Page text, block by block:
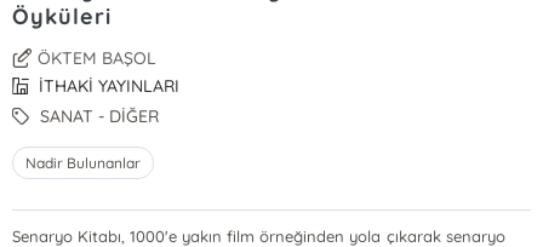
Öyküleri
ÖKTEM BAŞOL
İTHAKİ YAYINLARI
SANAT - DİĞER
Nadir Bulunanlar
Senaryo Kitabı, 1000'e yakın film örneğinden yola çıkarak senaryo